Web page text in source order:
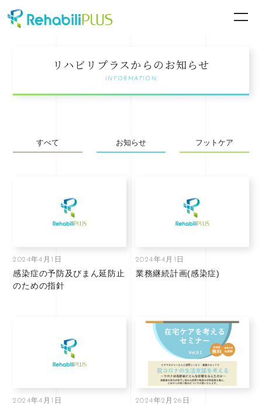
リハビリプラスからのお知らせ
INFORMATION
すべて お知らせ フットケア
2024年4月1日
感染症の予防及びまん延防止
のための指針
2024年4月1日
業務継続計画(感染症)
2024年4月1日 2024年2月26日